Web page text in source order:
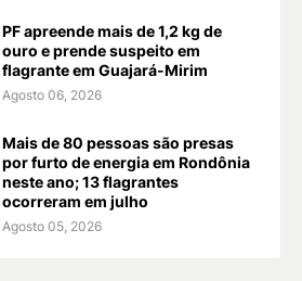
PF apreende mais de 1,2 kg de
ouro e prende suspeito em
flagrante em Guajará-Mirim
Agosto 06, 2026
Mais de 80 pessoas são presas
por furto de energia em Rondônia
neste ano; 13 flagrantes
ocorreram em julho
Agosto 05, 2026